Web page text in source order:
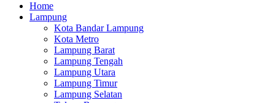
Home
Lampung
Kota Bandar Lampung
Kota Metro
Lampung Barat
Lampung Tengah
Lampung Utara
Lampung Timur
Lampung Selatan